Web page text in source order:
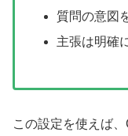
質問の意図
主張は明確
この設定を使えば